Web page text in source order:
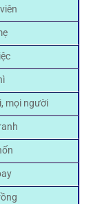
mọi người